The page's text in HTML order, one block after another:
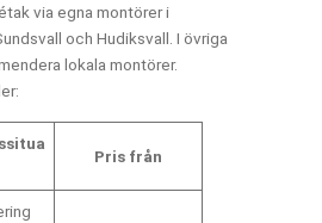
via egna montörer i
och Hudiksvall. I övriga
lokala montörer.
Pris från